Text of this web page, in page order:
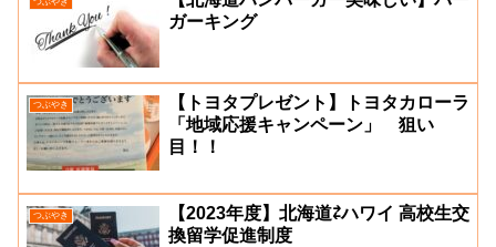
ガーキング
つぶやき
【トヨタプレゼント】トヨタカローラ
「地域応援キャンペーン」 狙い
目！！
つぶやき
【2023年度】北海道⇄ハワイ 高校生交
換留学促進制度